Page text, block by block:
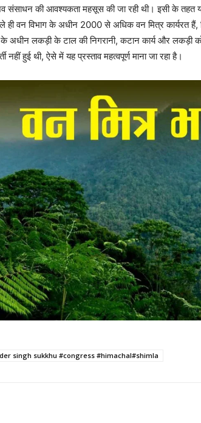
संसाधन की आवश्यकता महसूस की जा रही थी। इसी के तहत
ही वन विभाग के अधीन 2000 से अधिक वन मित्र कार्यरत हैं,
अधीन लकड़ी के टाल की निगरानी, कटान कार्य और लकड़ी को
हुई थी, ऐसे में यह प्रस्ताव महत्वपूर्ण माना जा रहा है।
singh sukkhu #congress #himachal#shimla